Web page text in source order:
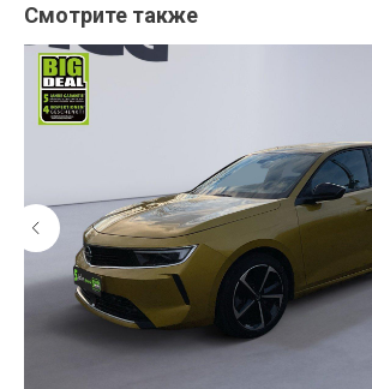
Смотрите также